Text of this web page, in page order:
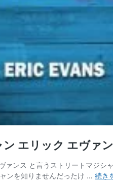
エリック エヴァ
ァンス と言うストリートマジ
ンを知りませんだったけ … 続き